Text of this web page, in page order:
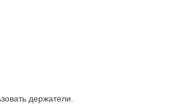
держатели.